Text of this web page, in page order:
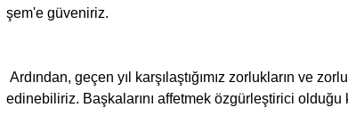
şem'e güveniriz.
edinebiliriz. Başkalarını affetmek özgürleştirici